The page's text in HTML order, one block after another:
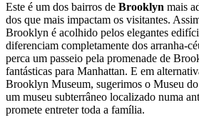
Este é um dos bairros de Brooklyn mais
dos que mais impactam os visitantes.
Brooklyn é acolhido pelos elegantes
diferenciam completamente dos arranha-
perca um passeio pela promenade de
fantásticas para Manhattan. E em
Brooklyn Museum, sugerimos o Museu
um museu subterrâneo localizado numa
promete entreter toda a família.